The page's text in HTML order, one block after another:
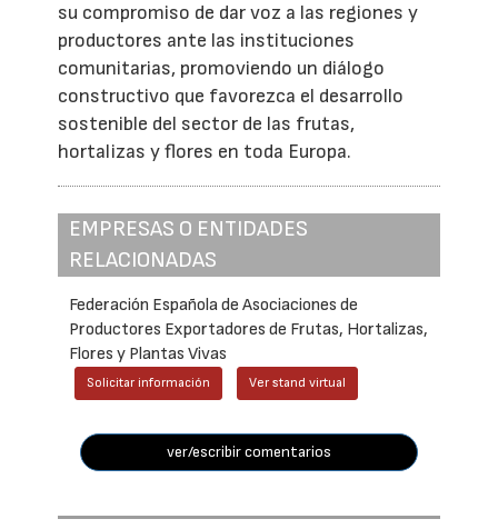
su compromiso de dar voz a las regiones y
productores ante las instituciones
comunitarias, promoviendo un diálogo
constructivo que favorezca el desarrollo
sostenible del sector de las frutas,
hortalizas y flores en toda Europa.
EMPRESAS O ENTIDADES
RELACIONADAS
Federación Española de Asociaciones de
Productores Exportadores de Frutas, Hortalizas,
Flores y Plantas Vivas
Solicitar información Ver stand virtual
ver/escribir comentarios